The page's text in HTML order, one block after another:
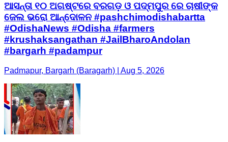
ଆସନ୍ତା ୧୦ ଅଗଷ୍ଟରେ ବରଗଡ଼ ଓ ପଦ୍ମପୁର ରେ ଚାଷୀଙ୍କ
ଜେଲ ଭରୋ ଆନ୍ଦୋଳନ #pashchimodishabartta
#OdishaNews #Odisha #farmers
#krushaksangathan #JailBharoAndolan
#bargarh #padampur
Padmapur, Bargarh (Baragarh) | Aug 5, 2026